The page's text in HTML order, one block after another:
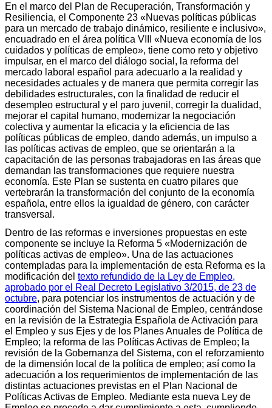
En el marco del Plan de Recuperación, Transformación y
Resiliencia, el Componente 23 «Nuevas políticas públicas
para un mercado de trabajo dinámico, resiliente e inclusivo»,
encuadrado en el área política VIII «Nueva economía de los
cuidados y políticas de empleo», tiene como reto y objetivo
impulsar, en el marco del diálogo social, la reforma del
mercado laboral español para adecuarlo a la realidad y
necesidades actuales y de manera que permita corregir las
debilidades estructurales, con la finalidad de reducir el
desempleo estructural y el paro juvenil, corregir la dualidad,
mejorar el capital humano, modernizar la negociación
colectiva y aumentar la eficacia y la eficiencia de las
políticas públicas de empleo, dando además, un impulso a
las políticas activas de empleo, que se orientarán a la
capacitación de las personas trabajadoras en las áreas que
demandan las transformaciones que requiere nuestra
economía. Este Plan se sustenta en cuatro pilares que
vertebrarán la transformación del conjunto de la economía
española, entre ellos la igualdad de género, con carácter
transversal.
Dentro de las reformas e inversiones propuestas en este
componente se incluye la Reforma 5 «Modernización de
políticas activas de empleo». Una de las actuaciones
contempladas para la implementación de esta Reforma es la
modificación del texto refundido de la Ley de Empleo,
aprobado por el Real Decreto Legislativo 3/2015, de 23 de
octubre, para potenciar los instrumentos de actuación y de
coordinación del Sistema Nacional de Empleo, centrándose
en la revisión de la Estrategia Española de Activación para
el Empleo y sus Ejes y de los Planes Anuales de Política de
Empleo; la reforma de las Políticas Activas de Empleo; la
revisión de la Gobernanza del Sistema, con el reforzamiento
de la dimensión local de la política de empleo; así como la
adecuación a los requerimientos de implementación de las
distintas actuaciones previstas en el Plan Nacional de
Políticas Activas de Empleo. Mediante esta nueva Ley de